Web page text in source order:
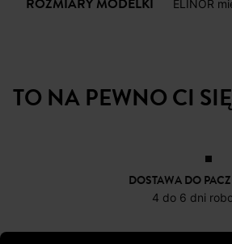
ROZMIARY MODELKI ELINOR
TO NA PEWNO CI